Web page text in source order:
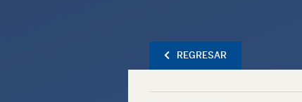
REGRESAR